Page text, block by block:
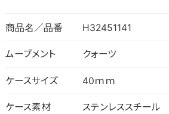
商品名／品番 H32451141
ムーブメント クォーツ
ケースサイズ 40ｍｍ
ケース素材 ステンレススチール